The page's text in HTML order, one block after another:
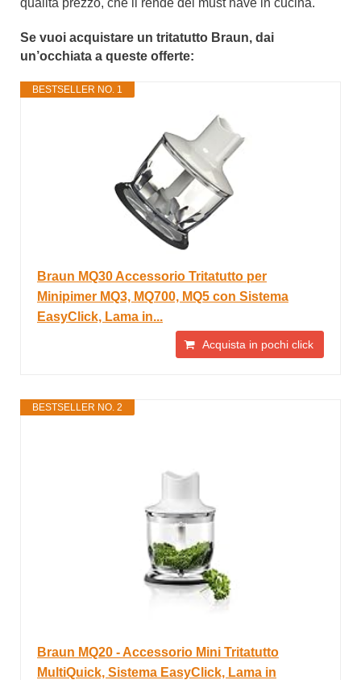
qualità prezzo, che li rende dei must have in cucina.
Se vuoi acquistare un tritatutto Braun, dai
un’occhiata a queste offerte:
BESTSELLER NO. 1
Braun MQ30 Accessorio Tritatutto per
Minipimer MQ3, MQ700, MQ5 con Sistema
EasyClick, Lama in...
Acquista in pochi click
BESTSELLER NO. 2
Braun MQ20 - Accessorio Mini Tritatutto
MultiQuick, Sistema EasyClick, Lama in